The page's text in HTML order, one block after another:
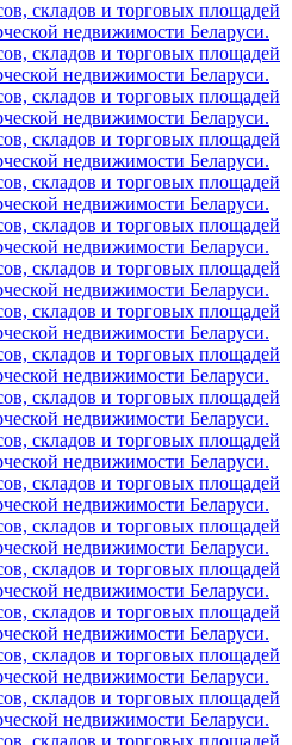
складов и торговых площадей
недвижимости Беларуси.
складов и торговых площадей
недвижимости Беларуси.
складов и торговых площадей
недвижимости Беларуси.
складов и торговых площадей
недвижимости Беларуси.
складов и торговых площадей
недвижимости Беларуси.
складов и торговых площадей
недвижимости Беларуси.
складов и торговых площадей
недвижимости Беларуси.
складов и торговых площадей
недвижимости Беларуси.
складов и торговых площадей
недвижимости Беларуси.
складов и торговых площадей
недвижимости Беларуси.
складов и торговых площадей
недвижимости Беларуси.
складов и торговых площадей
недвижимости Беларуси.
складов и торговых площадей
недвижимости Беларуси.
складов и торговых площадей
недвижимости Беларуси.
складов и торговых площадей
недвижимости Беларуси.
складов и торговых площадей
недвижимости Беларуси.
складов и торговых площадей
недвижимости Беларуси.
складов и торговых площадей